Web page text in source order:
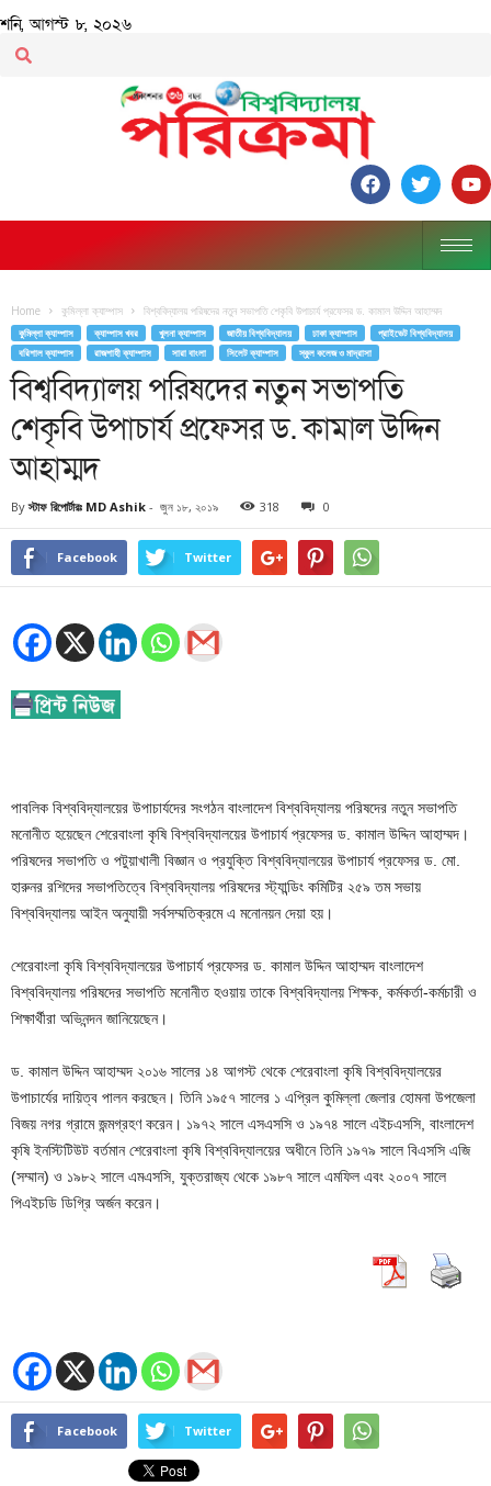
শনি, আগস্ট ৮, ২০২৬
Home কুমিল্লা ক্যাম্পাস বিশ্ববিদ্যালয় পরিষদের নতুন সভাপতি শেকৃবি উপাচার্য প্রফেসর ড. কামাল উদ্দিন আহাম্মদ
কুমিল্লা ক্যাম্পাস ক্যাম্পাস খবর খুলনা ক্যাম্পাস জাতীয় বিশ্ববিদ্যালয় ঢাকা ক্যাম্পাস
প্রাইভেট বিশ্ববিদ্যালয়
বরিশাল ক্যাম্পাস
রাজশাহী ক্যাম্পাস সারা বাংলা সিলেট ক্যাম্পাস স্কুল কলেজ ও মাদ্রাসা
বিশ্ববিদ্যালয় পরিষদের নতুন সভাপতি
শেকৃবি উপাচার্য প্রফেসর ড. কামাল উদ্দিন
আহাম্মদ
By স্টাফ রিপোর্টারঃ MD Ashik - জুন ১৮, ২০১৯ 318 0
Facebook Twitter
পাবলিক বিশ্ববিদ্যালয়ের উপাচার্যদের সংগঠন বাংলাদেশ বিশ্ববিদ্যালয় পরিষদের নতুন সভাপতি
মনোনীত হয়েছেন শেরেবাংলা কৃষি বিশ্ববিদ্যালয়ের উপাচার্য প্রফেসর ড. কামাল উদ্দিন আহাম্মদ।
পরিষদের সভাপতি ও পটুয়াখালী বিজ্ঞান ও প্রযুক্তি বিশ্ববিদ্যালয়ের উপাচার্য প্রফেসর ড. মো.
হারুনর রশিদের সভাপতিত্বে বিশ্ববিদ্যালয় পরিষদের স্ট্যান্ডিং কমিটির ২৫৯ তম সভায়
বিশ্ববিদ্যালয় আইন অনুযায়ী সর্বসম্মতিক্রমে এ মনোনয়ন দেয়া হয়।
শেরেবাংলা কৃষি বিশ্ববিদ্যালয়ের উপাচার্য প্রফেসর ড. কামাল উদ্দিন আহাম্মদ বাংলাদেশ
বিশ্ববিদ্যালয় পরিষদের সভাপতি মনোনীত হওয়ায় তাকে বিশ্ববিদ্যালয় শিক্ষক, কর্মকর্তা-কর্মচারী ও
শিক্ষার্থীরা অভিনন্দন জানিয়েছেন।
ড. কামাল উদ্দিন আহাম্মদ ২০১৬ সালের ১৪ আগস্ট থেকে শেরেবাংলা কৃষি বিশ্ববিদ্যালয়ের
উপাচার্যের দায়িত্ব পালন করছেন। তিনি ১৯৫৭ সালের ১ এপ্রিল কুমিল্লা জেলার হোমনা উপজেলা
বিজয় নগর গ্রামে জন্মগ্রহণ করেন। ১৯৭২ সালে এসএসসি ও ১৯৭৪ সালে এইচএসসি, বাংলাদেশ
কৃষি ইনস্টিটিউট বর্তমান শেরেবাংলা কৃষি বিশ্ববিদ্যালয়ের অধীনে তিনি ১৯৭৯ সালে বিএসসি এজি
(সম্মান) ও ১৯৮২ সালে এমএসসি, যুক্তরাজ্য থেকে ১৯৮৭ সালে এমফিল এবং ২০০৭ সালে
পিএইচডি ডিগ্রি অর্জন করেন।
Facebook Twitter